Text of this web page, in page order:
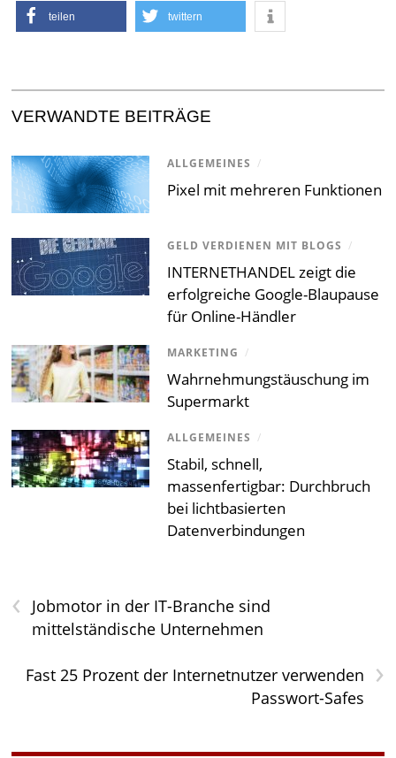
teilen twittern
VERWANDTE BEITRÄGE
ALLGEMEINES /
Pixel mit mehreren Funktionen
GELD VERDIENEN MIT BLOGS /
INTERNETHANDEL zeigt die
erfolgreiche Google-Blaupause
für Online-Händler
MARKETING /
Wahrnehmungstäuschung im
Supermarkt
ALLGEMEINES /
Stabil, schnell,
massenfertigbar: Durchbruch
bei lichtbasierten
Datenverbindungen
‹
Jobmotor in der IT-Branche sind
mittelständische Unternehmen
›
Fast 25 Prozent der Internetnutzer verwenden
Passwort-Safes